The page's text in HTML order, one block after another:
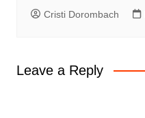
Cristi Dorombach
Leave a Reply